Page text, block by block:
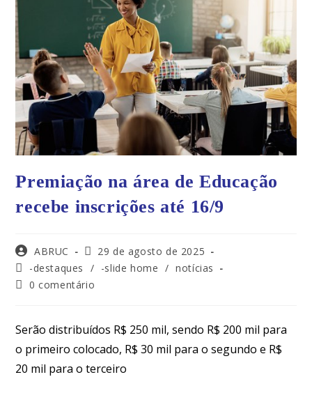
Premiação na área de Educação
recebe inscrições até 16/9
ABRUC
29 de agosto de 2025
-destaques
/ -slide home / notícias
0 comentário
Serão distribuídos R$ 250 mil, sendo R$ 200 mil para
o primeiro colocado, R$ 30 mil para o segundo e R$
20 mil para o terceiro